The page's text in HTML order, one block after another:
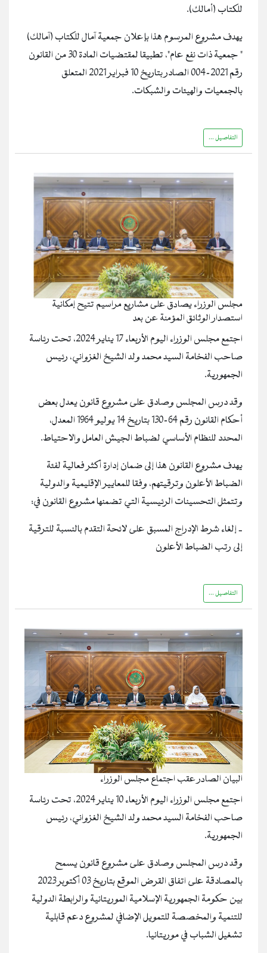
للكتاب (أمالك).
يهدف مشروع المرسوم هذا بإعلان جمعية آمال للكتاب (آمالك)
" جمعية ذات نفع عام"، تطبيقا لمقتضيات المادة 30 من القانون
رقم 2021-004 الصادر بتاريخ 10 فبراير 2021 المتعلق
بالجمعيات والهيئات والشبكات.
التفاصيل ...
مجلس الوزراء يصادق على مشاريع مراسيم تتيح إمكانية
استصدار الوثائق المؤمنة عن بعد
اجتمع مجلس الوزراء اليوم الأربعاء 17 يناير 2024، تحت رئاسة
صاحب الفخامة السيد محمد ولد الشيخ الغزواني، رئيس
الجمهورية.
وقد درس المجلس وصادق على مشروع قانون يعدل بعض
أحكام القانون رقم 64-130 بتاريخ 14 يوليو 1964 المعدل،
المحدد للنظام الأساسي لضباط الجيش العامل والاحتياط.
يهدف مشروع القانون هذا إلى ضمان إدارة أكثر فعالية لفئة
الضباط الأعلون وترقيتهم، وفقا للمعايير الإقليمية والدولية
وتتمثل التحسينات الرئيسية التي تضمنها مشروع القانون في:
‐ إلغاء شرط الإدراج المسبق على لائحة التقدم بالنسبة للترقية
إلى رتب الضباط الأعلون
التفاصيل ...
البيان الصادر عقب اجتماع مجلس الوزراء
اجتمع مجلس الوزراء اليوم الأربعاء 10 يناير 2024، تحت رئاسة
صاحب الفخامة السيد محمد ولد الشيخ الغزواني، رئيس
الجمهورية.
وقد درس المجلس وصادق على مشروع قانون يسمح
بالمصادقة على اتفاق القرض الموقع بتاريخ 03 أكتوبر 2023
بين حكومة الجمهورية الإسلامية الموريتانية والرابطة الدولية
للتنمية والمخصصة للتمويل الإضافي لمشروع دعم قابلية
تشغيل الشباب في موريتانيا.